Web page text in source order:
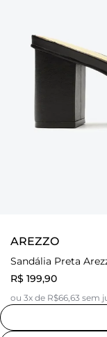
AREZZO
Sandália Preta
R$ 199,90
ou 3x de R$66,63 sem